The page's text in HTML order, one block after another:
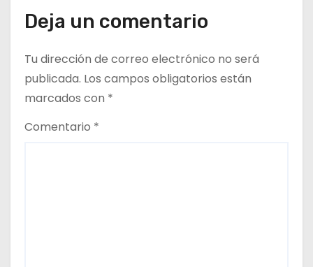
d
a
s
Deja un comentario
Tu dirección de correo electrónico no será
publicada. Los campos obligatorios están
marcados con *
Comentario *